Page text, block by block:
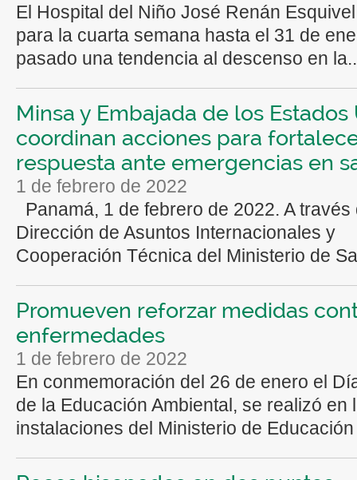
El Hospital del Niño José Renán
para la cuarta semana hasta el 31 de
pasado una tendencia al descenso en
Minsa y Embajada de los Estados
coordinan acciones para
respuesta ante emergencias en
1 de febrero de 2022
Panamá, 1 de febrero de 2022. A través
Dirección de Asuntos Internacionales y
Cooperación Técnica del Ministerio de
Promueven reforzar medidas
enfermedades
1 de febrero de 2022
En conmemoración del 26 de enero el
de la Educación Ambiental, se realizó en
instalaciones del Ministerio de Educación